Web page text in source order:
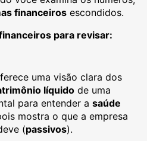
financeiros escondidos.
para revisar:
uma visão clara dos
líquido de uma
para entender a saúde
mostra o que a empresa
(passivos).